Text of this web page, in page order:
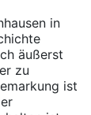
in
äußerst
zu
ist